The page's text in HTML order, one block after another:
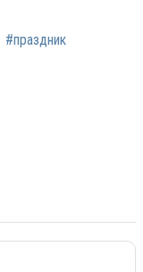
#праздник